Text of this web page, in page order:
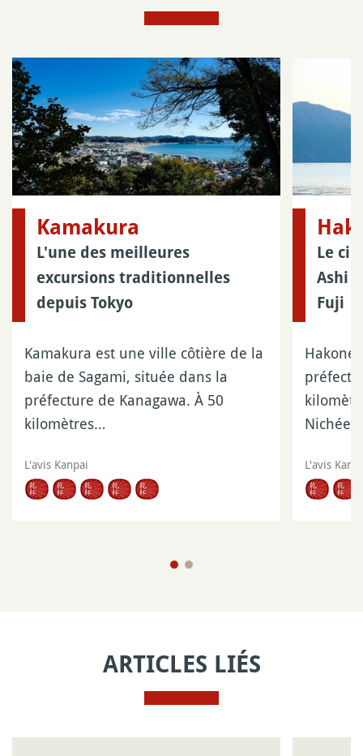
Kamakura
L'une des meilleures
excursions traditionnelles
depuis Tokyo
Kamakura est une ville côtière de la
baie de Sagami, située dans la
préfecture de Kanagawa. À 50
kilomètres…
L'avis Kanpai
Le
Ashi
Fuji
Hakone
Nichée
L'avis
ARTICLES LIÉS